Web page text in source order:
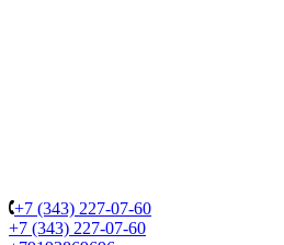
+7 (343) 227-07-60
+7 (343) 227-07-60